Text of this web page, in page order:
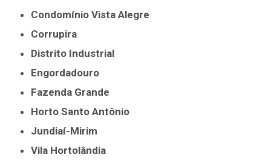
Condomínio Vista Alegre
Corrupira
Distrito Industrial
Engordadouro
Fazenda Grande
Horto Santo Antônio
Jundiaí-Mirim
Vila Hortolândia